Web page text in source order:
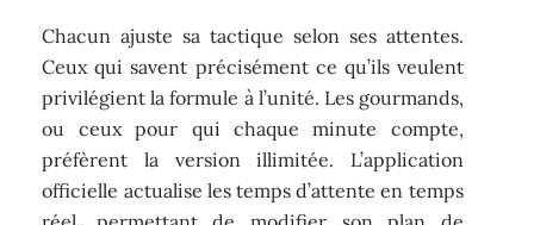
Chacun ajuste sa tactique selon ses attentes.
Ceux qui savent précisément ce qu’ils veulent
privilégient la formule à l’unité. Les gourmands,
ou ceux pour qui chaque minute compte,
préfèrent la version illimitée. L’application
officielle actualise les temps d’attente en temps